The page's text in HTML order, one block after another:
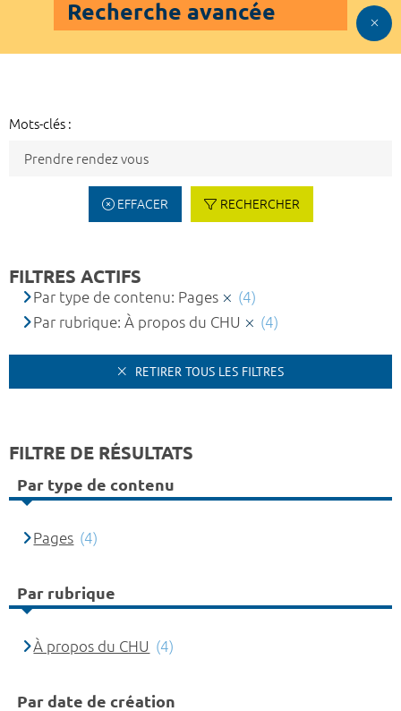
Recherche avancée
Mots-clés :
EFFACER RECHERCHER
FILTRES ACTIFS
Par type de contenu: Pages
(4)
Par rubrique: À propos du CHU
(4)
RETIRER TOUS LES FILTRES
FILTRE DE RÉSULTATS
Par type de contenu
Pages (4)
Par rubrique
À propos du CHU (4)
Par date de création